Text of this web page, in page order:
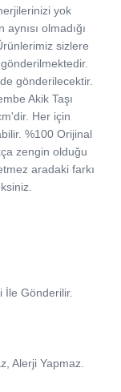
yok
olmadığı
sizlere
gönderilecektir.
Akik Taşı
Her için
%100 Orijinal
zengin olduğu
aradaki farkı
İle Gönderilir.
Alerji Yapmaz.